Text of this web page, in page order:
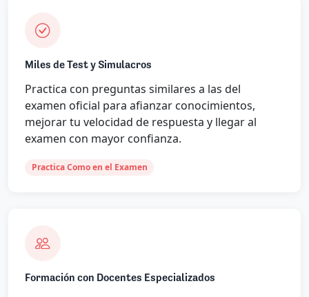
Miles de Test y Simulacros
Practica con preguntas similares a las del
examen oficial para afianzar conocimientos,
mejorar tu velocidad de respuesta y llegar al
examen con mayor confianza.
Practica Como en el Examen
Formación con Docentes Especializados